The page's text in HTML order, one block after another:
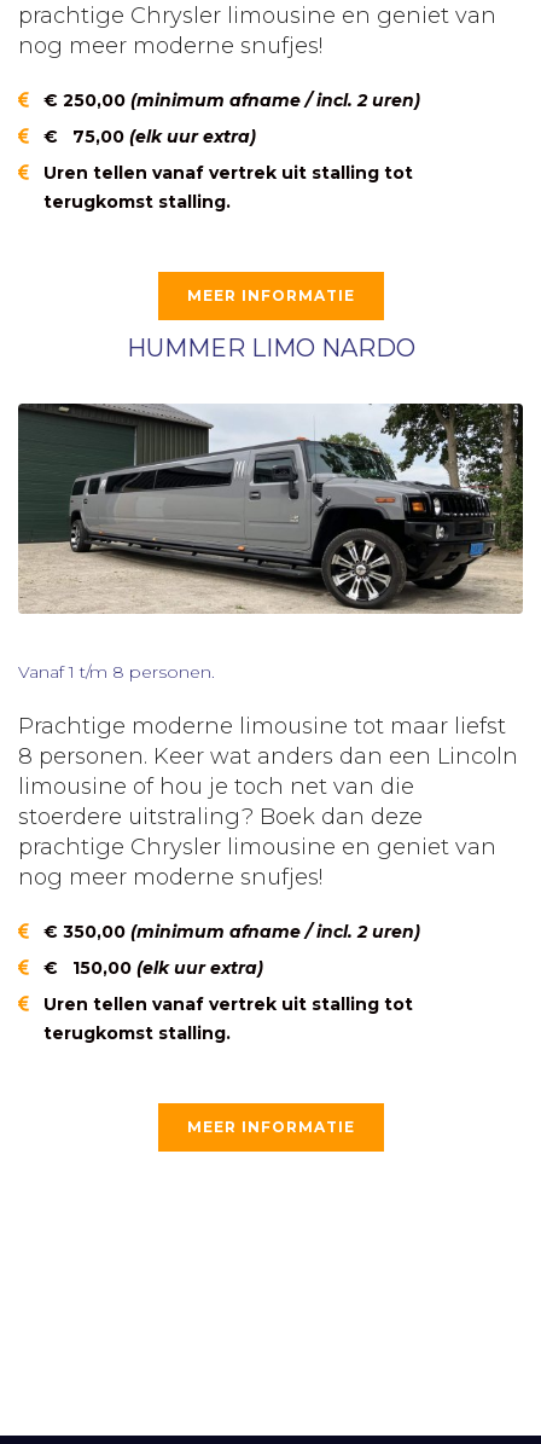
prachtige Chrysler limousine en geniet van
nog meer moderne snufjes!
€ 250,00 (minimum afname / incl. 2 uren)
€ 75,00 (elk uur extra)
Uren tellen vanaf vertrek uit stalling tot
terugkomst stalling.
MEER INFORMATIE
HUMMER LIMO NARDO
Vanaf 1 t/m 8 personen.
Prachtige moderne limousine tot maar liefst
8 personen. Keer wat anders dan een Lincoln
limousine of hou je toch net van die
stoerdere uitstraling? Boek dan deze
prachtige Chrysler limousine en geniet van
nog meer moderne snufjes!
€ 350,00 (minimum afname / incl. 2 uren)
€ 150,00 (elk uur extra)
Uren tellen vanaf vertrek uit stalling tot
terugkomst stalling.
MEER INFORMATIE